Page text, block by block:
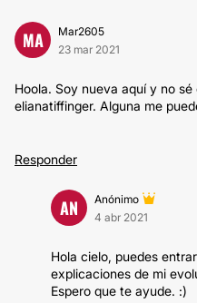
MA
Mar2605
23 mar 2021
Hoola. Soy nueva aquí y no
elianatiffinger. Alguna me
Responder
AN
Anónimo
4 abr 2021
Hola cielo, puedes
explicaciones de mi
Espero que te ayude. :)